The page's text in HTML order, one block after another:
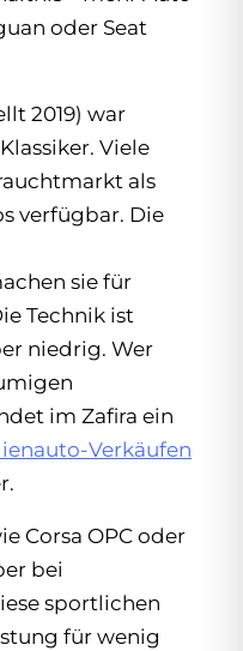
oder Seat
2019) war
Viele
als
verfügbar. Die
sie für
Technik ist
niedrig. Wer
im Zafira ein
Verkäufen
Corsa OPC oder
bei
sportlichen
für wenig